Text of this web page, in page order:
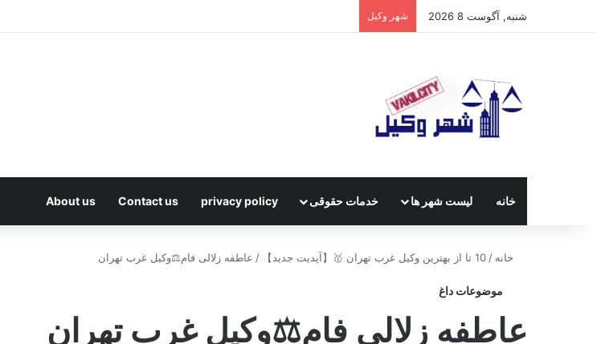
شنبه, آگوست 8 2026 شهر وکیل
خانه لیست شهر ها خدمات حقوقی privacy policy
Contact us
About us
خانه / 10 تا از بهترین وکیل غرب تهران 🥇【آپدیت جدید】 / عاطفه زلالی فام⚖️وکیل غرب تهران
موضوعات داغ
عاطفه زلالی فام⚖️وکیل غرب تهران